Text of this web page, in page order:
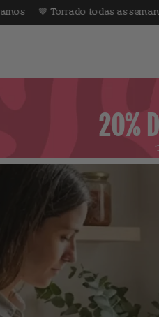
🤎 Torrado todas as semanas 🌱
20%